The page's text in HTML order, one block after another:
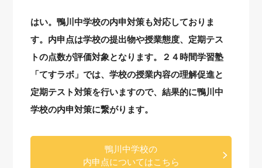
はい。鴨川中学校の内申対策も対応しておりま
す。内申点は学校の提出物や授業態度、定期テス
トの点数が評価対象となります。２４時間学習塾
「てすラボ」では、学校の授業内容の理解促進と
定期テスト対策を行いますので、結果的に鴨川中
学校の内申対策に繋がります。
鴨川中学校の
内申点についてはこちら